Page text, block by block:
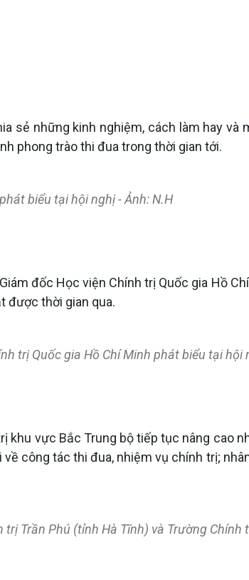
sẻ những kinh nghiệm, cách làm hay
phong trào thi đua trong thời gian tới.
biểu tại hội nghị - Ảnh: N.H
đốc Học viện Chính trị Quốc gia Hồ
được thời gian qua.
trị Quốc gia Hồ Chí Minh phát biểu tại hội
khu vực Bắc Trung bộ tiếp tục nâng cao
công tác thi đua, nhiệm vụ chính trị;
Trần Phú (tỉnh Hà Tĩnh) và Trường